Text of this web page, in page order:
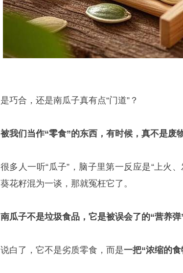
是巧合，还是南瓜子真有点“门道”？
被我们当作“零食”的东西，有时候，真不是废物
很多人一听“瓜子”，脑子里第一反应是“上火
葵花籽混为一谈，那就冤枉它了。
南瓜子不是垃圾食品，它是被误会了的“营养弹”
说白了，它不是劣质零食，而是一把“浓缩的食